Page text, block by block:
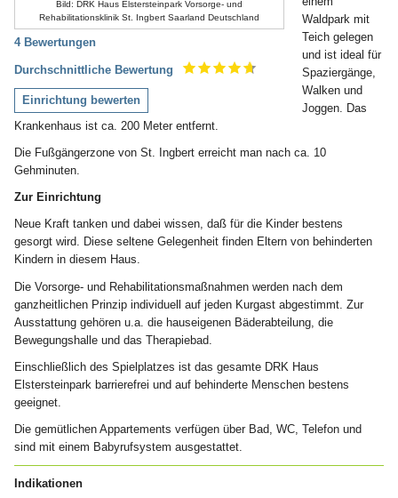
Bild: DRK Haus Elstersteinpark Vorsorge- und
Rehabilitationsklinik St. Ingbert Saarland Deutschland
4 Bewertungen
Durchschnittliche Bewertung
Einrichtung bewerten
Waldpark mit
Teich gelegen
und ist ideal für
Spaziergänge,
Walken und
Joggen. Das
Krankenhaus ist ca. 200 Meter entfernt.
Die Fußgängerzone von St. Ingbert erreicht man nach ca. 10
Gehminuten.
Zur Einrichtung
Neue Kraft tanken und dabei wissen, daß für die Kinder bestens
gesorgt wird. Diese seltene Gelegenheit finden Eltern von behinderten
Kindern in diesem Haus.
Die Vorsorge- und Rehabilitationsmaßnahmen werden nach dem
ganzheitlichen Prinzip individuell auf jeden Kurgast abgestimmt. Zur
Ausstattung gehören u.a. die hauseigenen Bäderabteilung, die
Bewegungshalle und das Therapiebad.
Einschließlich des Spielplatzes ist das gesamte DRK Haus
Elstersteinpark barrierefrei und auf behinderte Menschen bestens
geeignet.
Die gemütlichen Appartements verfügen über Bad, WC, Telefon und
sind mit einem Babyrufsystem ausgestattet.
Indikationen